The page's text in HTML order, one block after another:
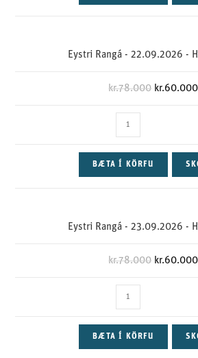
Eystri Rangá - 22.09.2026 -
kr.78.000 kr.60.000
BÆTA Í KÖRFU
Eystri Rangá - 23.09.2026 -
kr.78.000 kr.60.000
BÆTA Í KÖRFU